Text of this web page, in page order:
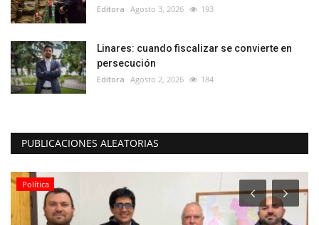
Editora Agosto 3, 2026 193
Linares: cuando fiscalizar se convierte en
persecución
Editora Agosto 2, 2026 184
PUBLICACIONES ALEATORIAS
Política